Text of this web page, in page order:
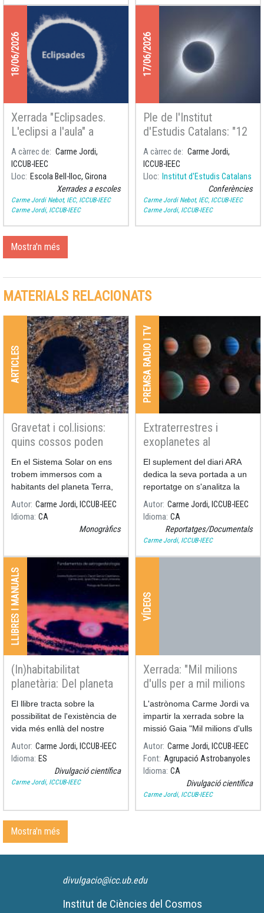
18/06/2026
Xerrada "Eclipsades.
L'eclipsi a l'aula" a
l'Escola Bell-lloc, Girona
A càrrec de
Carme Jordi,
ICCUB-IEEC
Lloc Escola Bell-lloc, Girona
Xerrades a escoles
Carme Jordi Nebot, IEC, ICCUB-IEEC
Carme Jordi, ICCUB-IEEC
17/06/2026
Ple de l'Institut
d'Estudis Catalans: "12
d'agost de 2026:
eclipsi total de Sol"
A càrrec de
Carme Jordi,
ICCUB-IEEC
Lloc Institut d'Estudis Catalans
Conferències
Carme Jordi Nebot, IEC, ICCUB-IEEC
Carme Jordi, ICCUB-IEEC
Mostra'n més
MATERIALS RELACIONATS
ARTICLES
Gravetat i col.lisions:
quins cossos poden
xocar amb nosaltres ?
En el Sistema Solar on ens
trobem immersos com a
habitants del planeta Terra,
no ens hi trobem pas sols.
No només hi ha els altres
planetes i els satèl·lits, sinó
de partícules de pols, cada
un seguint el seu camí
entorn del Sol.
Autor Carme Jordi, ICCUB-IEEC
Idioma CA
Monogràfics
PREMSA RADIO I TV
Extraterrestres i
exoplanetes al
reportatge del diari
ARA
El suplement del diari ARA
dedica la seva portada a un
reportatge on s'analitza la
recerca de vida
extraterrestre.
Autor Carme Jordi, ICCUB-IEEC
Idioma CA
Reportatges/Documentals
Carme Jordi, ICCUB-IEEC
LLIBRES I MANUALS
(In)habitabilitat
planetària: Del planeta
Terra als exoplanetes
El llibre tracta sobre la
possibilitat de l'existència de
vida més enllà del nostre
planeta,
amb l’astrobiogeologia com
a punt de trobada de
múltiples disciplines que
especulatiu.
Autor Carme Jordi, ICCUB-IEEC
Idioma ES
Divulgació científica
Carme Jordi, ICCUB-IEEC
VÍDEOS
Xerrada: "Mil milions
d'ulls per a mil milions
d'estrelles"
L'astrònoma Carme Jordi va
impartir la xerrada sobre la
missió Gaia "Mil milions d'ulls
per a mil milions d'estrelles"
a l'Agrupació Astrobanyoles,
el passat mes de gener.
Podeu recuperar-la al canal
de Youtube de l'Agrupació.
Autor Carme Jordi, ICCUB-IEEC
Font Agrupació Astrobanyoles
Idioma CA
Divulgació científica
Carme Jordi, ICCUB-IEEC
Mostra'n més
divulgacio@icc.ub.edu
Institut de Ciències del Cosmos